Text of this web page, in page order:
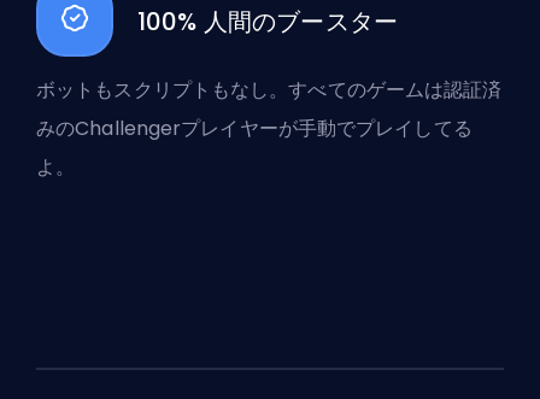
100% 人間のブースター
ボットもスクリプトもなし。すべてのゲームは認証済
みのChallengerプレイヤーが手動でプレイしてる
よ。